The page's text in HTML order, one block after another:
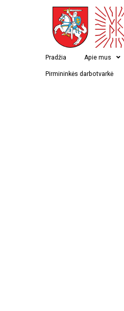
Pradžia Apie mus
Pirmininkės darbotvarkė
Mogiliavas